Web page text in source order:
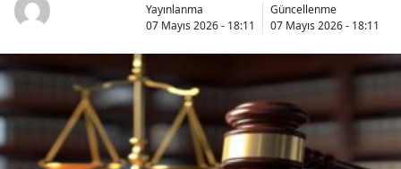
Yayınlanma
07 Mayıs 2026 - 18:11
Güncellenme
07 Mayıs 2026 - 18:11